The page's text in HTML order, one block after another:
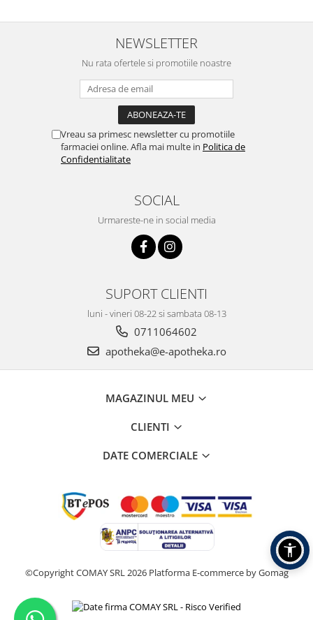
NEWSLETTER
Nu rata ofertele si promotiile noastre
Vreau sa primesc newsletter cu promotiile
farmaciei online. Afla mai multe in Politica de
Confidentialitate
SOCIAL
Urmareste-ne in social media
SUPORT CLIENTI
luni - vineri 08-22 si sambata 08-13
0711064602
apotheka@e-apotheka.ro
MAGAZINUL MEU
CLIENTI
DATE COMERCIALE
©Copyright COMAY SRL 2026 Platforma E-commerce by Gomag